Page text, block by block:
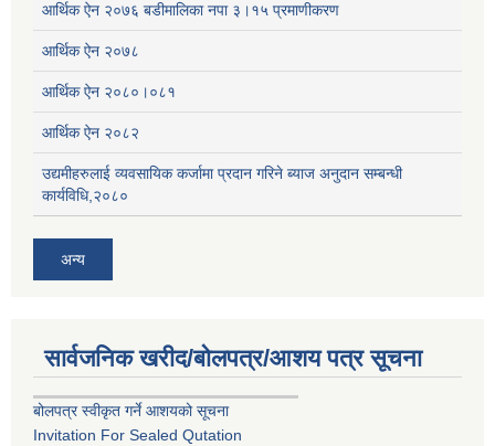
आर्थिक ऐन २०७६ बडीमालिका नपा ३।१५ प्रमाणीकरण
आर्थिक ऐन २०७८
आर्थिक ऐन २०८०।०८१
आर्थिक ऐन २०८२
उद्यमीहरुलाई व्यवसायिक कर्जामा प्रदान गरिने ब्याज अनुदान सम्बन्धी
कार्यविधि,२०८०
अन्य
सार्वजनिक खरीद/बोलपत्र/आशय पत्र सूचना
बोलपत्र स्वीकृत गर्ने आशयको सूचना
Invitation For Sealed Qutation